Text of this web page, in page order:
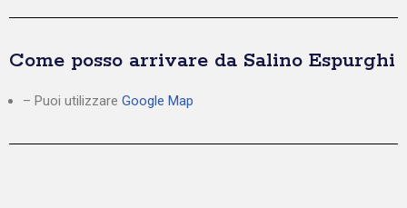
Come posso arrivare da Salino Espurghi
– Puoi utilizzare Google Map